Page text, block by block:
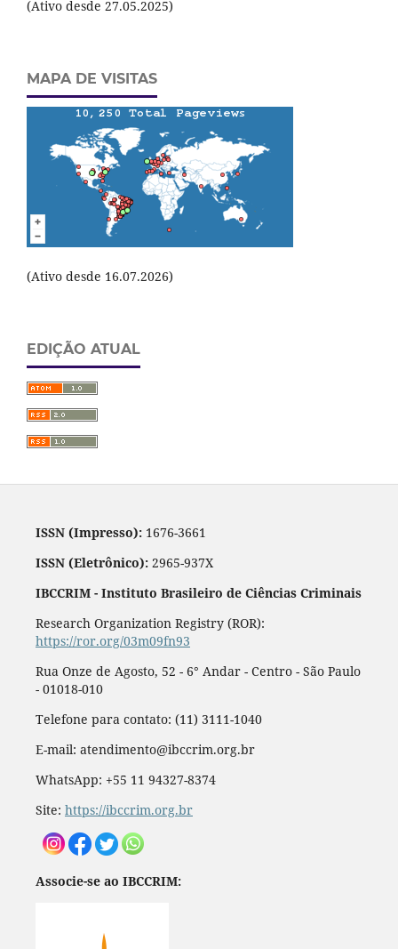
(Ativo desde 27.05.2025)
MAPA DE VISITAS
(Ativo desde 16.07.2026)
EDIÇÃO ATUAL
ISSN (Impresso):1676-3661
ISSN (Eletrônico):2965-937X
IBCCRIM - Instituto Brasileiro de Ciências Criminais
Research Organization Registry (ROR):
https://ror.org/03m09fn93
Rua Onze de Agosto, 52 - 6° Andar - Centro - São Paulo
- 01018-010
Telefone para contato: (11) 3111-1040
E-mail: atendimento@ibccrim.org.br
WhatsApp: +55 11 94327-8374
Site: https://ibccrim.org.br
Associe-se ao IBCCRIM: